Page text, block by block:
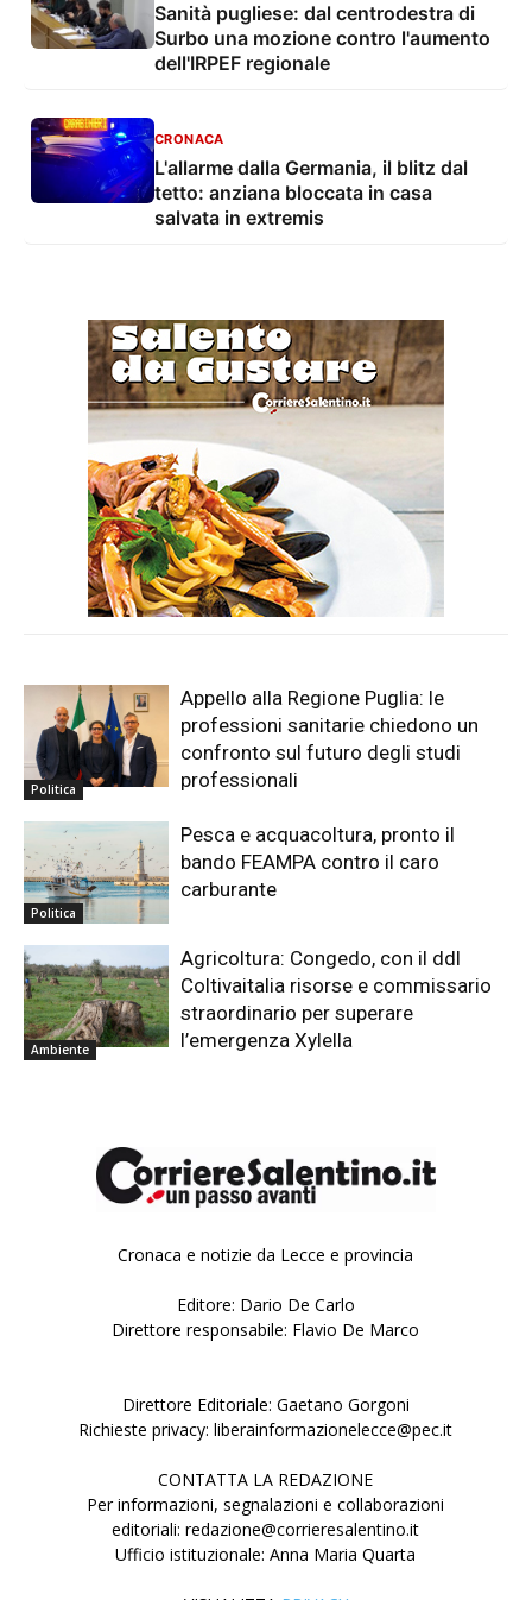
Sanità pugliese: dal centrodestra di
Surbo una mozione contro l'aumento
dell'IRPEF regionale
CRONACA
L'allarme dalla Germania, il blitz dal
tetto: anziana bloccata in casa
salvata in extremis
Politica
Appello alla Regione Puglia: le
professioni sanitarie chiedono un
confronto sul futuro degli studi
professionali
Politica
Pesca e acquacoltura, pronto il
bando FEAMPA contro il caro
carburante
Ambiente
Agricoltura: Congedo, con il ddl
Coltivaitalia risorse e commissario
straordinario per superare
l’emergenza Xylella
Cronaca e notizie da Lecce e provincia
Editore: Dario De Carlo
Direttore responsabile: Flavio De Marco
Direttore Editoriale: Gaetano Gorgoni
Richieste privacy: liberainformazionelecce@pec.it
CONTATTA LA REDAZIONE
Per informazioni, segnalazioni e collaborazioni
editoriali: redazione@corrieresalentino.it
Ufficio istituzionale: Anna Maria Quarta